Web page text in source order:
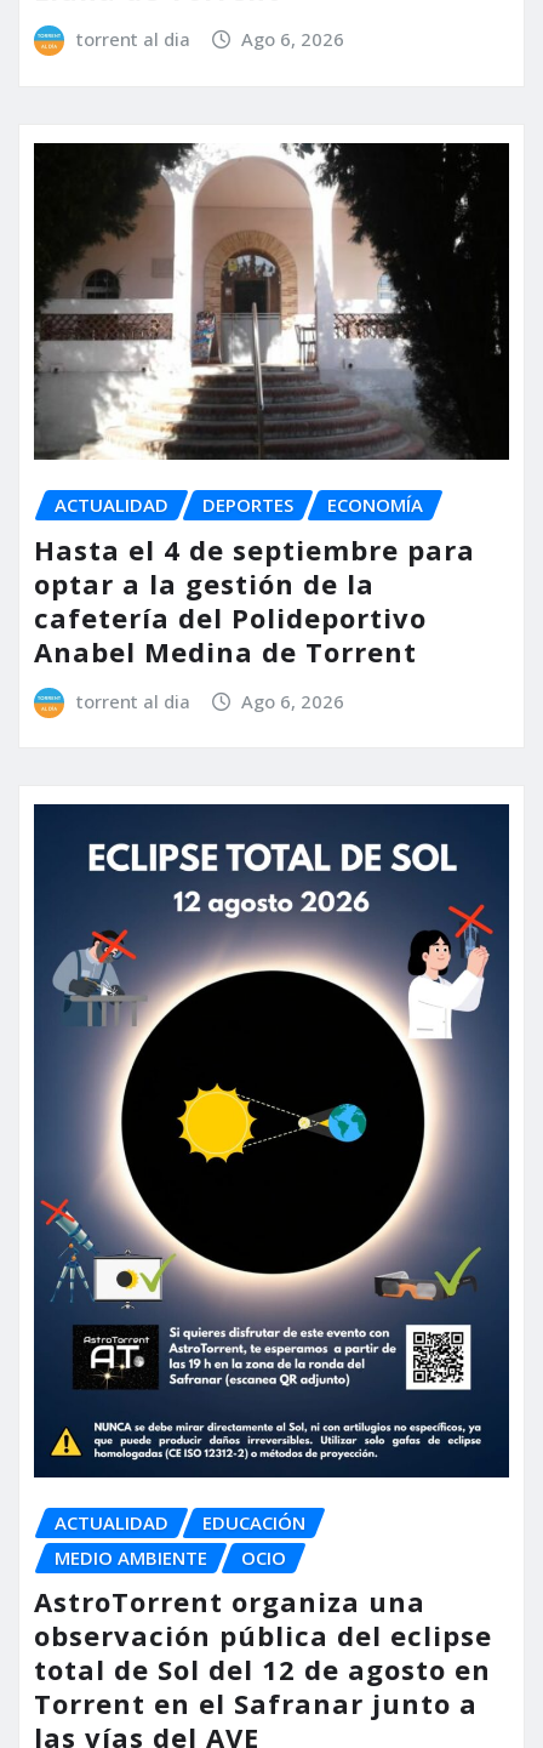
torrent al dia Ago 6, 2026
ACTUALIDAD DEPORTES ECONOMÍA
Hasta el 4 de septiembre para
optar a la gestión de la
cafetería del Polideportivo
Anabel Medina de Torrent
torrent al dia Ago 6, 2026
ACTUALIDAD
EDUCACIÓN
MEDIO AMBIENTE
OCIO
AstroTorrent organiza una
observación pública del eclipse
total de Sol del 12 de agosto en
Torrent en el Safranar junto a
las vías del AVE